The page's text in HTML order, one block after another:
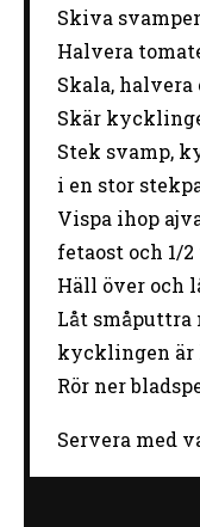
Skiva
Halvera
Skala,
Skär
Stek svamp,
i en stor
Vispa ihop
fetaost och 1/
Häll över och
Låt
kycklingen är
Rör ner
Servera med